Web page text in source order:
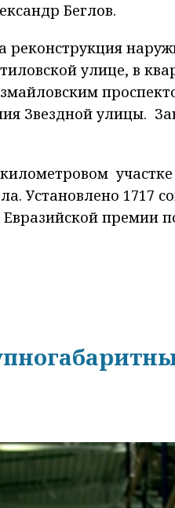
Беглов.
реконструкция
улице, в
Звездной улицы.
Установлено 1717
премии